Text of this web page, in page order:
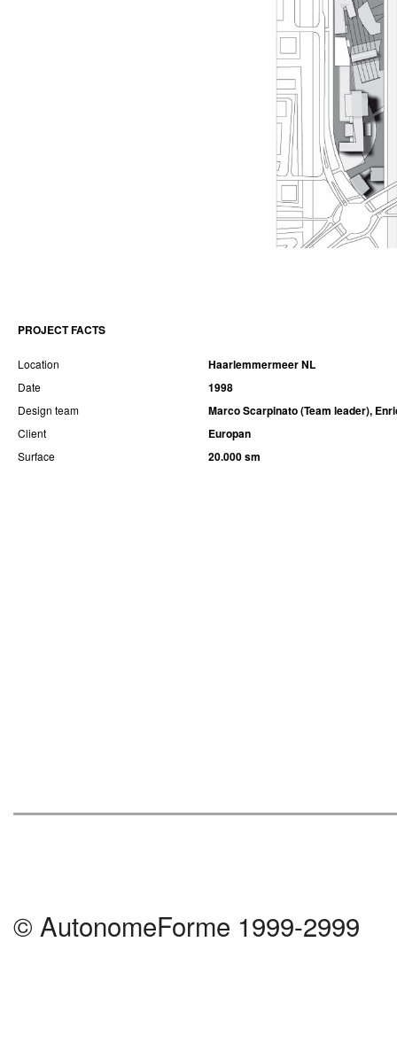
PROJECT FACTS
Location Haarlemmermeer NL
Date 1998
Design team Marco Scarpinato (Team leader),
Client Europan
Surface 20.000 sm
© AutonomeForme 1999-2999